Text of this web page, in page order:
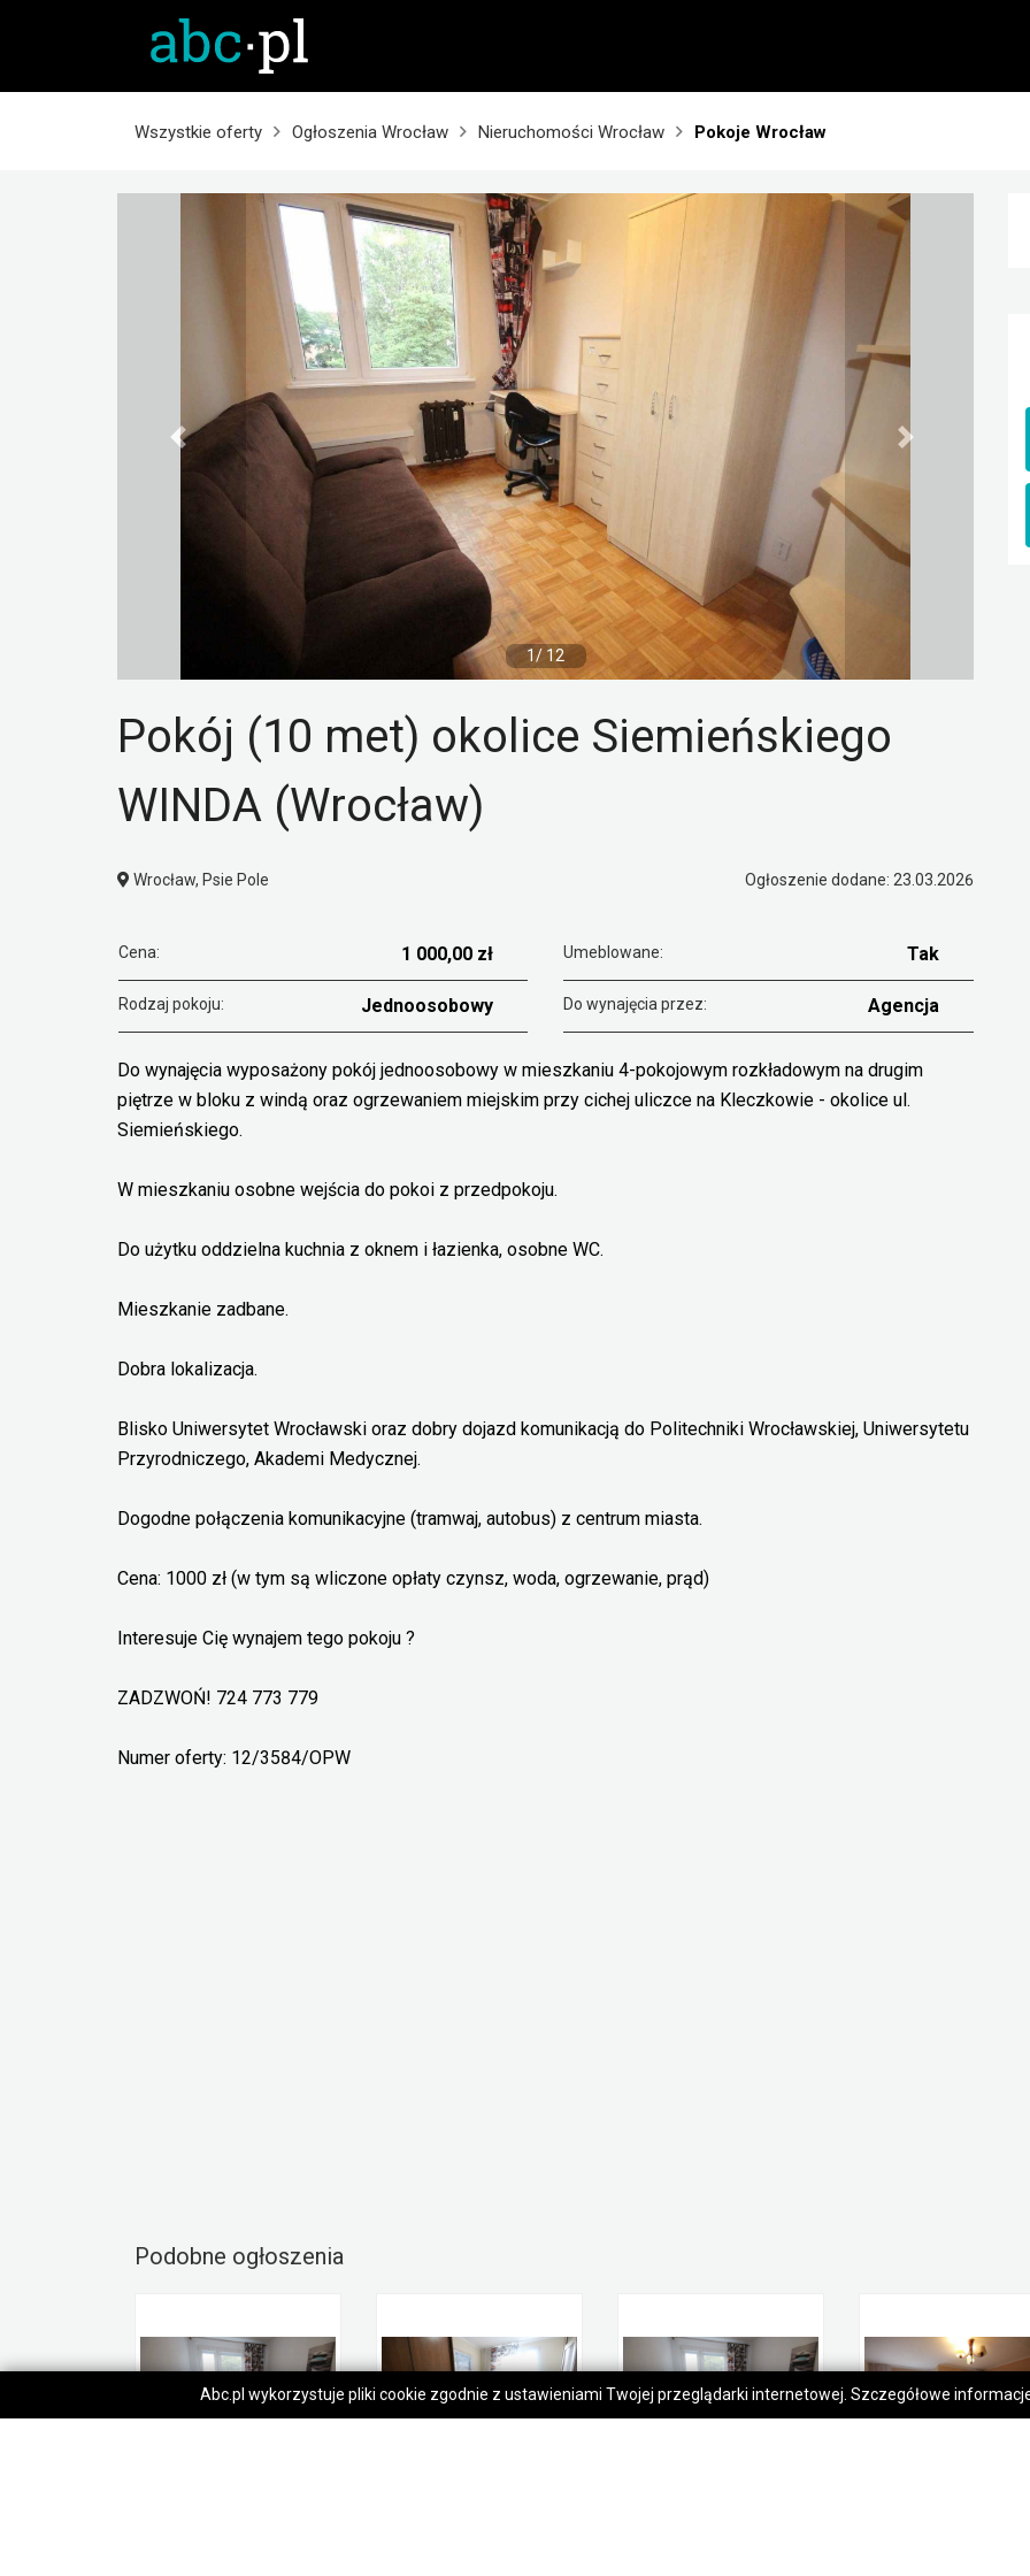
Wszystkie oferty Ogłoszenia Wrocław Nieruchomości Wrocław Pokoje Wrocław
1/ 12
Pokój (10 met) okolice Siemieńskiego
WINDA (Wrocław)
Wrocław, Psie Pole Ogłoszenie dodane: 23.03.2026
Cena: 1 000,00 zł Umeblowane: Tak
Rodzaj pokoju: Jednoosobowy Do wynajęcia przez: Agencja
Do wynajęcia wyposażony pokój jednoosobowy w mieszkaniu 4-pokojowym rozkładowym na drugim
piętrze w bloku z windą oraz ogrzewaniem miejskim przy cichej uliczce na Kleczkowie - okolice ul.
Siemieńskiego.
W mieszkaniu osobne wejścia do pokoi z przedpokoju.
Do użytku oddzielna kuchnia z oknem i łazienka, osobne WC.
Mieszkanie zadbane.
Dobra lokalizacja.
Blisko Uniwersytet Wrocławski oraz dobry dojazd komunikacją do Politechniki Wrocławskiej, Uniwersytetu
Przyrodniczego, Akademi Medycznej.
Dogodne połączenia komunikacyjne (tramwaj, autobus) z centrum miasta.
Cena: 1000 zł (w tym są wliczone opłaty czynsz, woda, ogrzewanie, prąd)
Interesuje Cię wynajem tego pokoju ?
ZADZWOŃ! 724 773 779
Numer oferty: 12/3584/OPW
Podobne ogłoszenia
Abc.pl wykorzystuje pliki cookie zgodnie z ustawieniami Twojej przeglądarki internetowej. Szczegółowe